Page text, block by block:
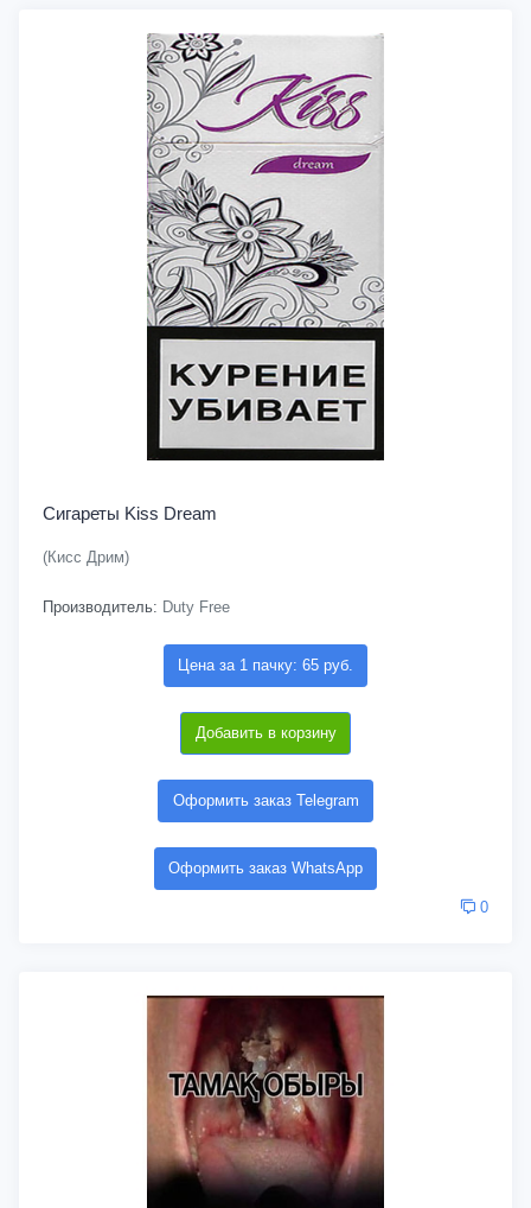
Сигареты Kiss Dream
(Кисс Дрим)
Производитель: Duty Free
Цена за 1 пачку: 65 руб.
Добавить в корзину
Оформить заказ Telegram
Оформить заказ WhatsApp
0